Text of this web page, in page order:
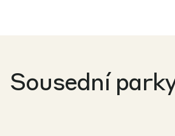
Sousední